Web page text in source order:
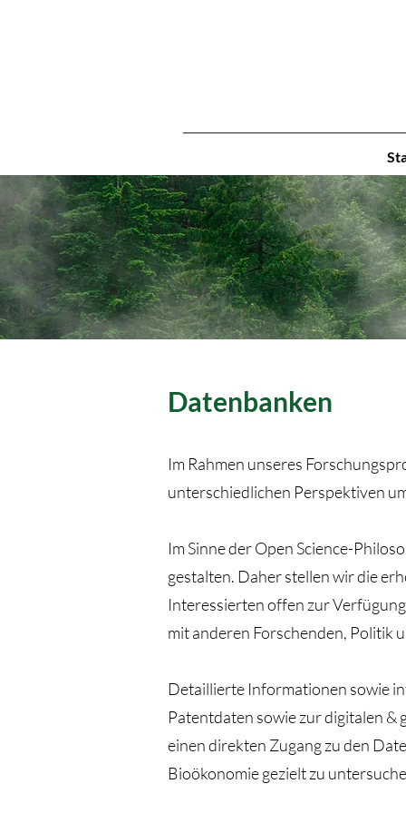
Datenbanken
Im Rahmen unseres
unterschiedlichen Perspektiven
Im Sinne der Open Science-
gestalten. Daher stellen wir die
Interessierten offen zur
mit anderen Forschenden, Politik
Detaillierte Informationen sowie
Patentdaten sowie zur digitalen &
einen direkten Zugang zu den
Bioökonomie gezielt zu